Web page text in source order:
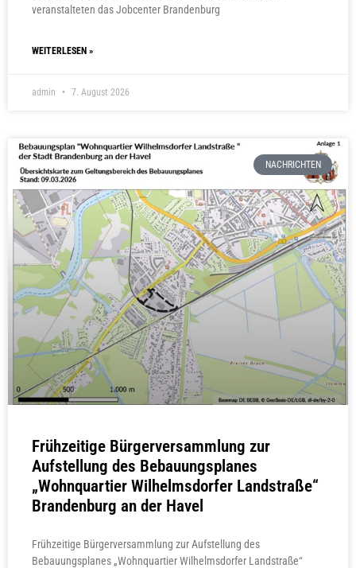
veranstalteten das Jobcenter Brandenburg
WEITERLESEN »
admin 7. August 2026
NACHRICHTEN
Frühzeitige Bürgerversammlung zur
Aufstellung des Bebauungsplanes
„Wohnquartier Wilhelmsdorfer Landstraße“
Brandenburg an der Havel
Frühzeitige Bürgerversammlung zur Aufstellung des
Bebauungsplanes „Wohnquartier Wilhelmsdorfer Landstraße“